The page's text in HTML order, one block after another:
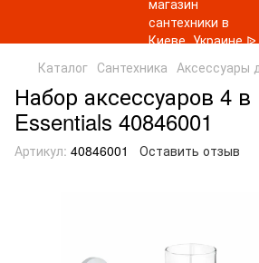
Каталог Сантехника Аксессуары
Набор аксессуаров 4 в
Essentials 40846001
Артикул: 40846001 Оставить отзыв